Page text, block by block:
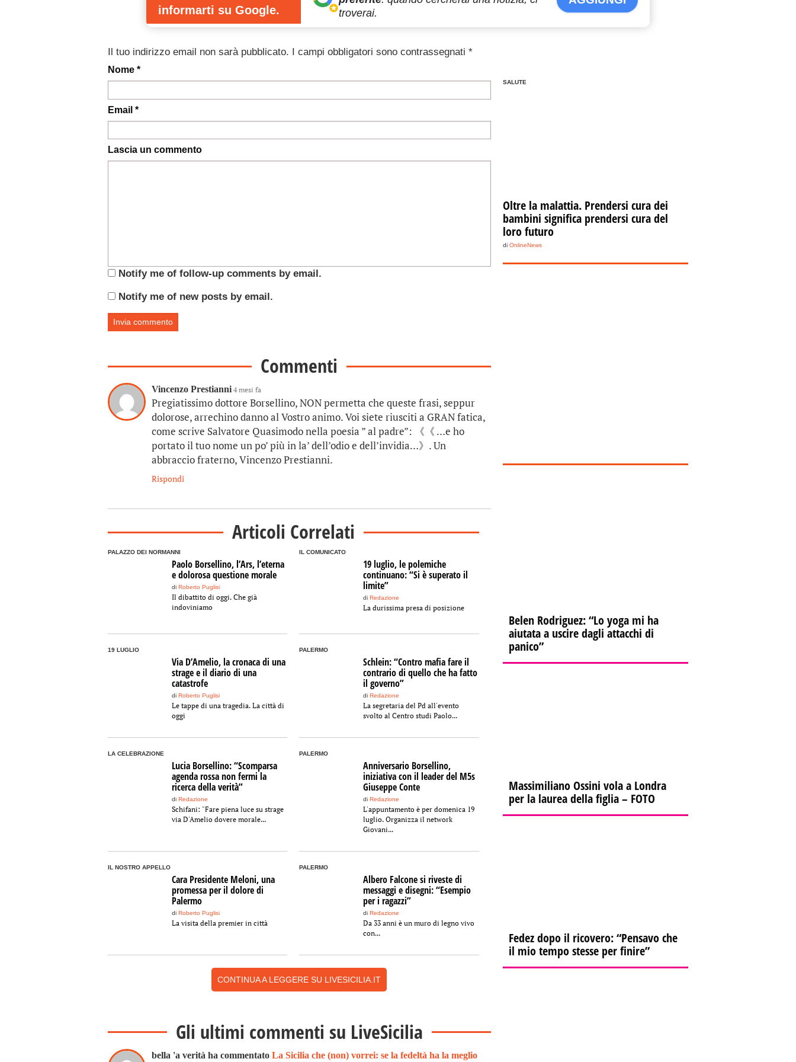
informarti su Google.
troverai.
Il tuo indirizzo email non sarà pubblicato. I campi obbligatori sono contrassegnati *
Nome *
Email *
Lascia un commento
Notify me of follow-up comments by email.
Notify me of new posts by email.
Commenti
Vincenzo Prestianni 4 mesi fa
Pregiatissimo dottore Borsellino, NON permetta che queste frasi, seppur
dolorose, arrechino danno al Vostro animo. Voi siete riusciti a GRAN fatica,
come scrive Salvatore Quasimodo nella poesia ” al padre”: 《《 …e ho
portato il tuo nome un po’ più in la’ dell’odio e dell’invidia…》. Un
abbraccio fraterno, Vincenzo Prestianni.
Rispondi
Articoli Correlati
PALAZZO DEI NORMANNI
Paolo Borsellino, l’Ars, l’eterna
e dolorosa questione morale
di Roberto Puglisi
Il dibattito di oggi. Che già
indoviniamo
IL COMUNICATO
19 luglio, le polemiche
continuano: “Si è superato il
limite”
diRedazione
La durissima presa di posizione
19 LUGLIO
Via D’Amelio, la cronaca di una
strage e il diario di una
catastrofe
di Roberto Puglisi
Le tappe di una tragedia. La città di
oggi
PALERMO
Schlein: “Contro mafia fare il
contrario di quello che ha fatto
il governo”
diRedazione
La segretaria del Pd all'evento
svolto al Centro studi Paolo...
LA CELEBRAZIONE
Lucia Borsellino: “Scomparsa
agenda rossa non fermi la
ricerca della verità”
di Redazione
Schifani: "Fare piena luce su strage
via D'Amelio dovere morale...
PALERMO
Anniversario Borsellino,
iniziativa con il leader del M5s
Giuseppe Conte
diRedazione
L'appuntamento è per domenica 19
luglio. Organizza il network
Giovani...
IL NOSTRO APPELLO
Cara Presidente Meloni, una
promessa per il dolore di
Palermo
di Roberto Puglisi
La visita della premier in città
PALERMO
Albero Falcone si riveste di
messaggi e disegni: “Esempio
per i ragazzi”
diRedazione
Da 33 anni è un muro di legno vivo
con...
CONTINUA A LEGGERE SU LIVESICILIA.IT
Gli ultimi commenti su LiveSicilia
bella 'a verità ha commentato La Sicilia che (non) vorrei: se la fedeltà ha la meglio
SALUTE
Oltre la malattia. Prendersi cura dei
bambini significa prendersi cura del
loro futuro
di OnlineNews
Belen Rodriguez: “Lo yoga mi ha
aiutata a uscire dagli attacchi di
panico”
Massimiliano Ossini vola a Londra
per la laurea della figlia – FOTO
Fedez dopo il ricovero: “Pensavo che
il mio tempo stesse per finire”